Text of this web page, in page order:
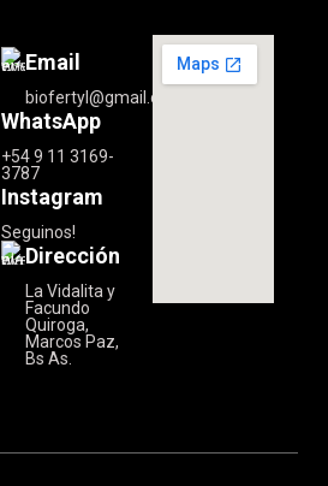
Email
biofertyl@gmail.com
WhatsApp
+54 9 11 3169-
3787
Instagram
Seguinos!
Dirección
La Vidalita y
Facundo
Quiroga,
Marcos Paz,
Bs As.